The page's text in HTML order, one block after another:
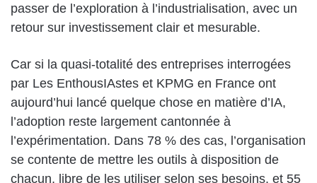
passer de l’exploration à l’industrialisation, avec un
retour sur investissement clair et mesurable.
Car si la quasi-totalité des entreprises interrogées
par Les EnthousIAstes et KPMG en France ont
aujourd’hui lancé quelque chose en matière d’IA,
l’adoption reste largement cantonnée à
l’expérimentation. Dans 78 % des cas, l’organisation
se contente de mettre les outils à disposition de
chacun, libre de les utiliser selon ses besoins, et 55